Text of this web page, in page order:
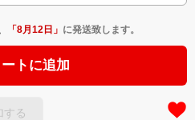
「8月12日 」 に発送致します。
ートに追加
する